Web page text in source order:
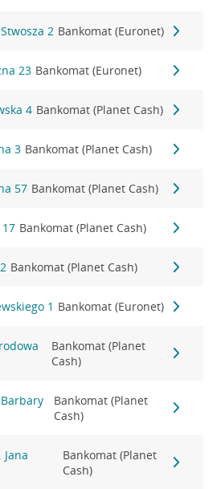
2 Bankomat (Euronet)
23 Bankomat (Euronet)
4 Bankomat (Planet Cash)
3 Bankomat (Planet Cash)
57 Bankomat (Planet Cash)
Bankomat (Planet Cash)
Bankomat (Planet Cash)
1 Bankomat (Euronet)
Bankomat (Planet
Cash)
Bankomat (Planet
Cash)
Jana
Bankomat (Planet
Cash)